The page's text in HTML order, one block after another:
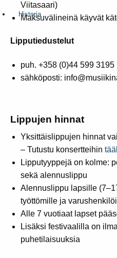
Historia
Viitasaari)
Maksuvälineinä käyvät
Lipputiedustelut
puh. +358 (0)44 599 3195
sähköposti:
Lippujen hinnat
Yksittäislippujen hinnat
– Tutustu konsertteihin
Lipputyyppejä on kolme:
sekä alennuslippu
Alennuslippu lapsille
työttömille ja
Alle 7 vuotiaat lapset
Lisäksi festivaalilla on
puhetilaisuuksia